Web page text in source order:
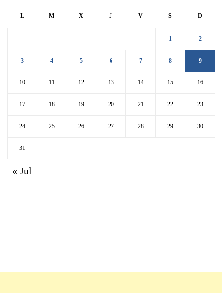
L M X J V S D
1 2
3 4 5 6 7 8 9
10 11 12 13 14 15 16
17 18 19 20 21 22 23
24 25 26 27 28 29 30
31
« Jul